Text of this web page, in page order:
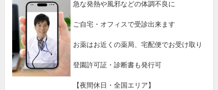
急な発熱や風邪などの体調不良に
ご自宅・オフィスで受診出来ます
お薬はお近くの薬局、宅配便でお受け取り
登園許可証・診断書も発行可
【夜間休日・全国エリア】